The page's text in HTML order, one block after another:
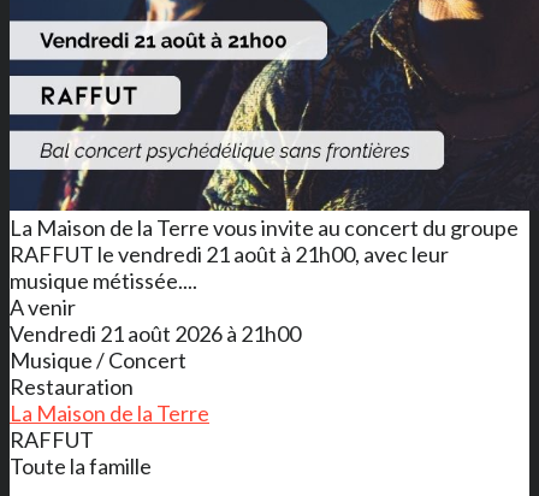
La Maison de la Terre vous invite au concert du groupe
RAFFUT le vendredi 21 août à 21h00, avec leur
musique métissée....
A venir
Vendredi 21 août 2026 à 21h00
Musique / Concert
Restauration
La Maison de la Terre
RAFFUT
Toute la famille